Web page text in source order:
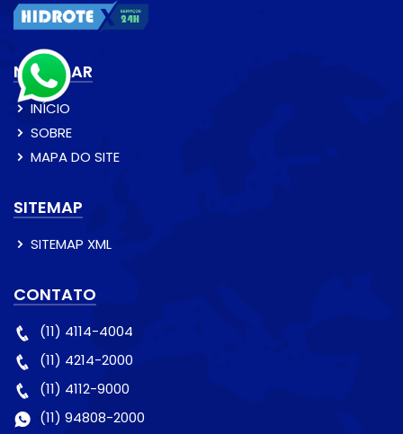
NAVEGAR
INÍCIO
SOBRE
MAPA DO SITE
SITEMAP
SITEMAP XML
CONTATO
(11) 4114-4004
(11) 4214-2000
(11) 4112-9000
(11) 94808-2000